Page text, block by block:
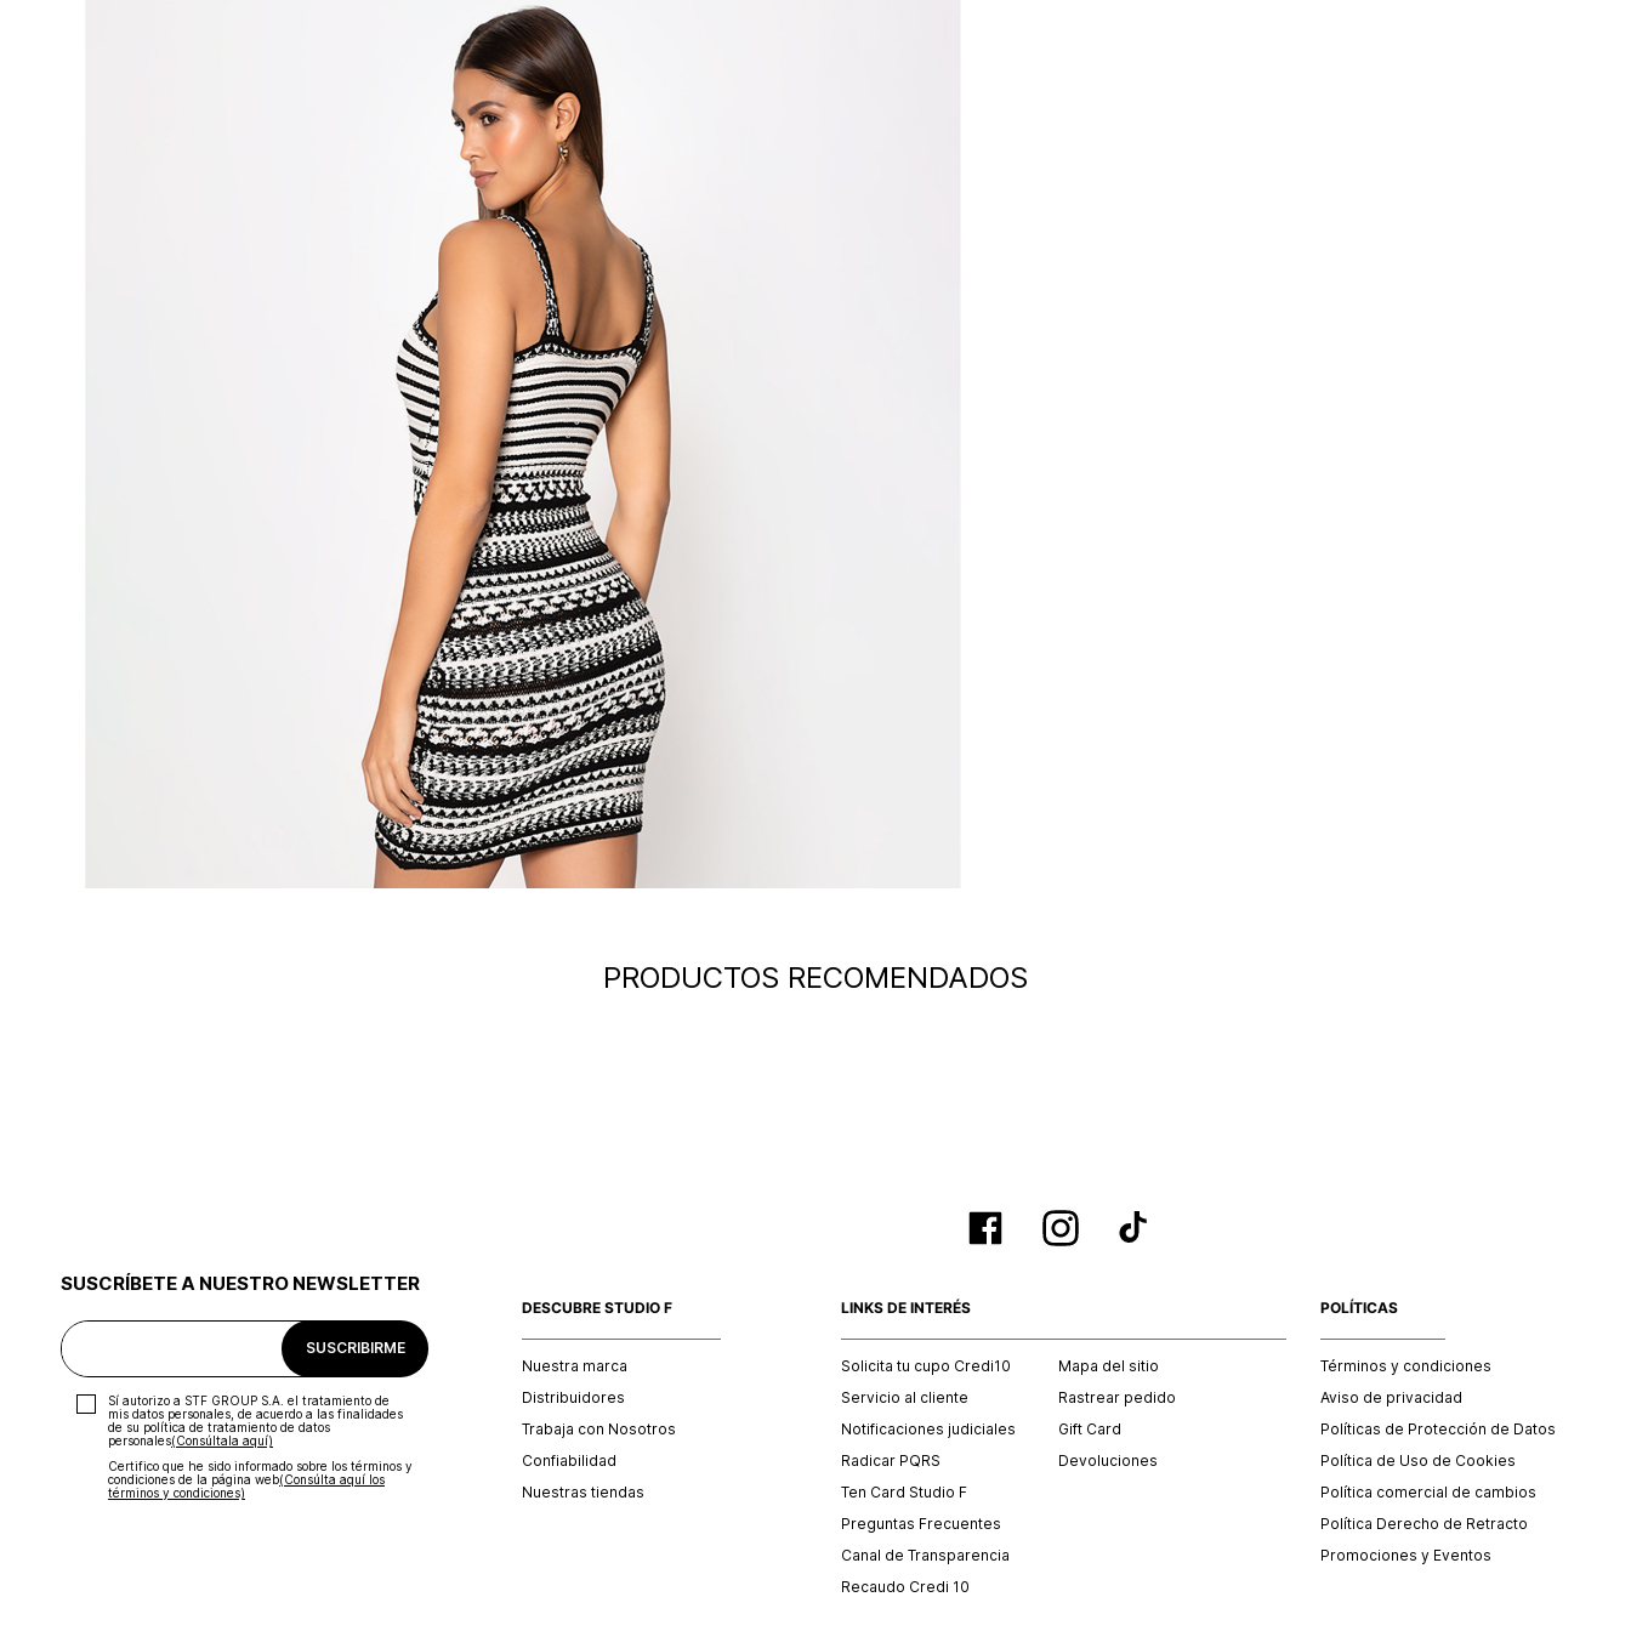
PRODUCTOS RECOMENDADOS
SUSCRÍBETE A NUESTRO NEWSLETTER
SUSCRIBIRME
Sí autorizo a STF GROUP S.A. el tratamiento de
mis datos personales, de acuerdo a las finalidades
de su política de tratamiento de datos
personales‎(Consúltala aquí)
Certifico que he sido informado sobre los términos y
condiciones de la página web‎(Consúlta aquí los
términos y condiciones)
DESCUBRE STUDIO F
Nuestra marca
Distribuidores
Trabaja con Nosotros
Confiabilidad
Nuestras tiendas
LINKS DE INTERÉS
Solicita tu cupo Credi10
Servicio al cliente
Notificaciones judiciales
Radicar PQRS
Ten Card Studio F
Preguntas Frecuentes
Canal de Transparencia
Recaudo Credi 10
Mapa del sitio
Rastrear pedido
Gift Card
Devoluciones
POLÍTICAS
Términos y condiciones
Aviso de privacidad
Políticas de Protección de Datos
Política de Uso de Cookies
Política comercial de cambios
Política Derecho de Retracto
Promociones y Eventos